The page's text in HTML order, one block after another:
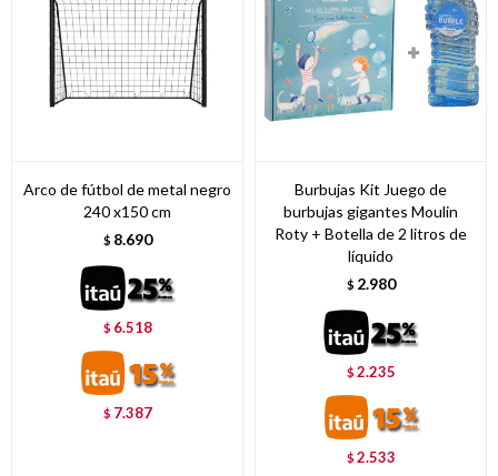
Arco de fútbol de metal negro
240 x150 cm
$ 8.690
$ 6.518
$ 7.387
Burbujas Kit Juego de
burbujas gigantes Moulin
Roty + Botella de 2 litros de
líquido
$ 2.980
$2.235
$2.533